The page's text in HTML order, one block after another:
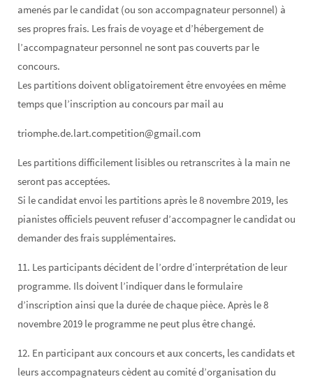
amenés par le candidat (ou son accompagnateur personnel) à
ses propres frais. Les frais de voyage et d’hébergement de
l’accompagnateur personnel ne sont pas couverts par le
concours.
Les partitions doivent obligatoirement être envoyées en même
temps que l’inscription au concours par mail au
triomphe.de.lart.competition@gmail.com
Les partitions difficilement lisibles ou retranscrites à la main ne
seront pas acceptées.
Si le candidat envoi les partitions après le 8 novembre 2019, les
pianistes officiels peuvent refuser d’accompagner le candidat ou
demander des frais supplémentaires.
11. Les participants décident de l’ordre d’interprétation de leur
programme. Ils doivent l’indiquer dans le formulaire
d’inscription ainsi que la durée de chaque pièce. Après le 8
novembre 2019 le programme ne peut plus être changé.
12. En participant aux concours et aux concerts, les candidats et
leurs accompagnateurs cèdent au comité d’organisation du